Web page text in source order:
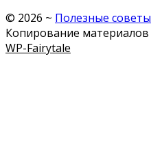
© 2026 ~ Полезные
Копирование
WP-Fairytale